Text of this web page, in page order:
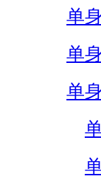
单
单
单